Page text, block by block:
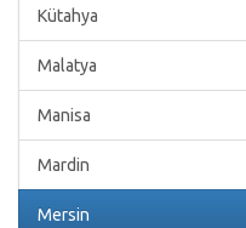
Kütahya
Malatya
Manisa
Mardin
Mersin